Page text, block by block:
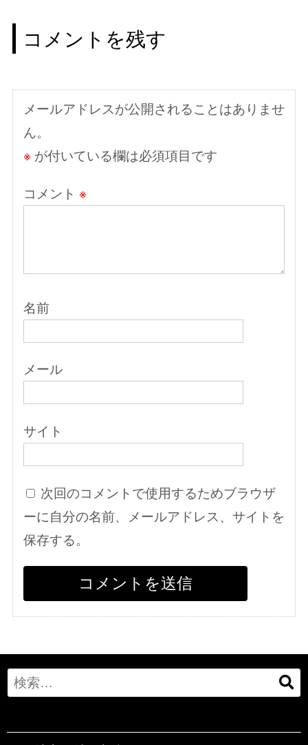
ビ
ゲ
シ
ョ
ン
コメントを残す
メールアドレスが公開されることはありませ
ん。
※が付いている欄は必須項目です
コメント ※
名前
メール
サイト
次回のコメントで使用するためブラウザ
ーに自分の名前、メールアドレス、サイトを
保存する。
Search
for: